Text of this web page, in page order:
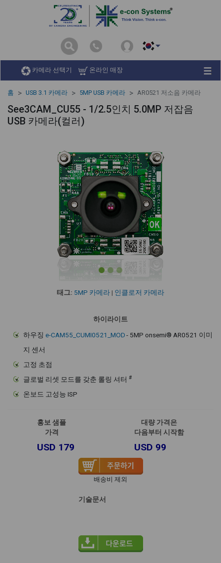
카메라 선택기 온라인 매장
홈 USB 3.1 카메라 5MP USB 카메라 AR0521 저소음 카메라
See3CAM_CU55 - 1/2.5인치 5.0MP 저잡음
USB 카메라(컬러)
태그: 5MP 카메라 | 인클로저 카메라
하이라이트
하우징 e-CAM55_CUMI0521_MOD- 5MP onsemi® AR0521 이미
지 센서
고정 초점
글로벌 리셋 모드를 갖춘 롤링 셔터 #
온보드 고성능 ISP
홍보 샘플
가격
USD 179
대량 가격은
다음부터 시작함
USD 99
배송비 제외
기술문서